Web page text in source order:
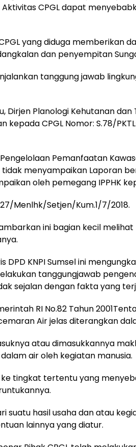
CPGL dapat
yang diduga memberikan
dan penyempitan
tanggung jawab
Dirjen Planologi Kehutanan
CPGL Nomor: S.78/
Pemanfaatan
menyampaikan Laporan
oleh pemegang IPPHK
Menlhk/Setjen/Kum.1/7/2018.
ini bagian kecil
KNPI Sumsel ini
tanggungjawab
sejalan dengan fakta yang
RI No.82 Tahun
Air jelas diterangkan
atau dimasukkannya
air oleh kegiatan manusia.
tingkat tertentu yang
suatu hasil usaha dan atau
lainnya yang diatur.